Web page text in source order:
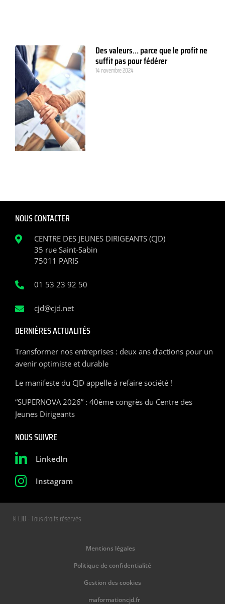
Des valeurs… parce que le profit ne
suffit pas pour fédérer
14 novembre 2024
NOUS CONTACTER
CENTRE DES JEUNES DIRIGEANTS (CJD)
35 rue Saint-Sabin
75011 PARIS
01 53 23 92 50
cjd@cjd.net
DERNIÈRES ACTUALITÉS
Transformer nos entreprises : deux ans d’actions pour un
avenir optimiste et durable
Le manifeste du CJD appelle à refaire société !
“SUPERNOVA 2026” : 40ème congrès du Centre des
Jeunes Dirigeants
NOUS SUIVRE
LinkedIn
Instagram
© CJD - Tous droits réservés
Mentions légales
Politique de confidentialité
Gestion des cookies
maformationcjd.fr